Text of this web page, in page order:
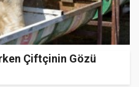
Çiftçinin Gözü